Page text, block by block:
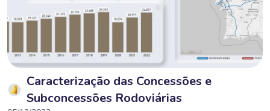
Caracterização das Concessões e
Subconcessões Rodoviárias